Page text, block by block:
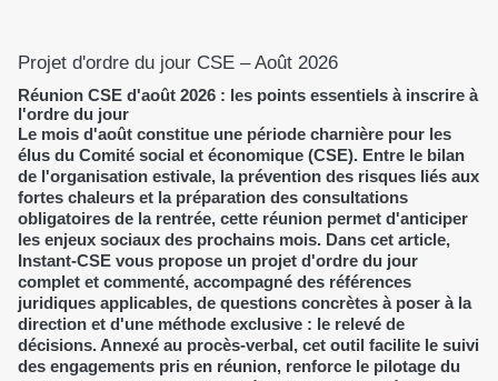
Projet d'ordre du jour CSE – Août 2026
Réunion CSE d'août 2026 : les points essentiels à inscrire à
l'ordre du jour
Le mois d'août constitue une période charnière pour les
élus du Comité social et économique (CSE). Entre le bilan
de l'organisation estivale, la prévention des risques liés aux
fortes chaleurs et la préparation des consultations
obligatoires de la rentrée, cette réunion permet d'anticiper
les enjeux sociaux des prochains mois. Dans cet article,
Instant-CSE vous propose un projet d'ordre du jour
complet et commenté, accompagné des références
juridiques applicables, de questions concrètes à poser à la
direction et d'une méthode exclusive : le relevé de
décisions. Annexé au procès-verbal, cet outil facilite le suivi
des engagements pris en réunion, renforce le pilotage du